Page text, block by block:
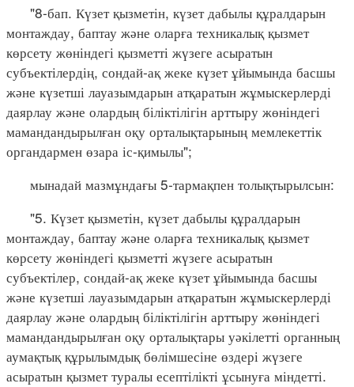
"8-бап. Күзет қызметін, күзет дабылы құралдарын
монтаждау, баптау және оларға техникалық қызмет
көрсету жөніндегі қызметті жүзеге асыратын
субъектілердің, сондай-ақ жеке күзет ұйымында басшы
және күзетші лауазымдарын атқаратын жұмыскерлерді
даярлау және олардың біліктілігін арттыру жөніндегі
мамандандырылған оқу орталықтарының мемлекеттік
органдармен өзара іс-қимылы";
мынадай мазмұндағы 5-тармақпен толықтырылсын:
"5. Күзет қызметін, күзет дабылы құралдарын
монтаждау, баптау және оларға техникалық қызмет
көрсету жөніндегі қызметті жүзеге асыратын
субъектілер, сондай-ақ жеке күзет ұйымында басшы
және күзетші лауазымдарын атқаратын жұмыскерлерді
даярлау және олардың біліктілігін арттыру жөніндегі
мамандандырылған оқу орталықтары уәкілетті органның
аумақтық құрылымдық бөлімшесіне өздері жүзеге
асыратын қызмет туралы есептілікті ұсынуға міндетті.